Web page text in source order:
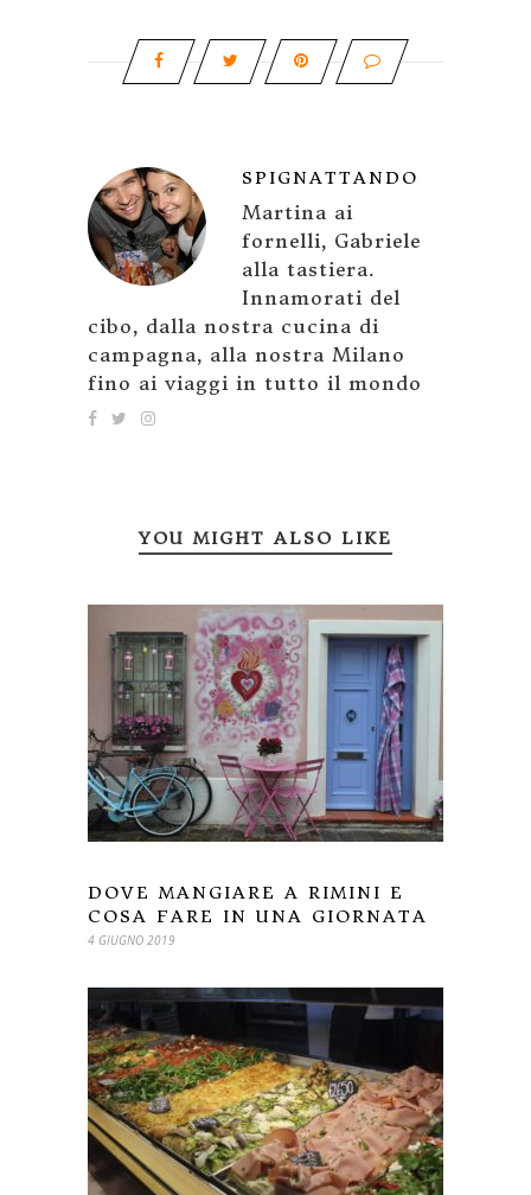
SPIGNATTANDO
Martina ai
fornelli, Gabriele
alla tastiera.
Innamorati del
cibo, dalla nostra cucina di
campagna, alla nostra Milano
fino ai viaggi in tutto il mondo
YOU MIGHT ALSO LIKE
DOVE MANGIARE A RIMINI E
COSA FARE IN UNA GIORNATA
4 GIUGNO 2019